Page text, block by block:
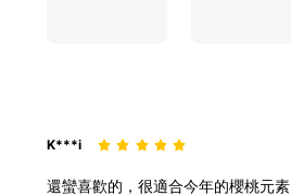
K***i
還蠻喜歡的，很適合今年的櫻桃元素